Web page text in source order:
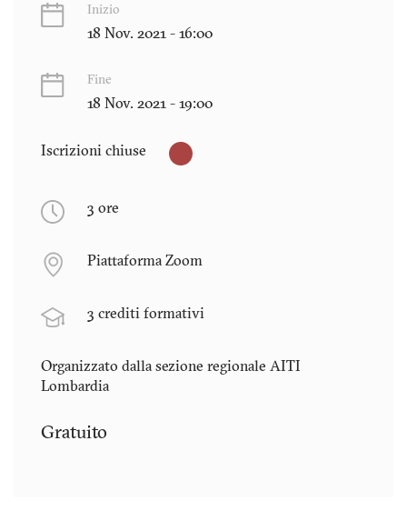
Inizio
18 Nov. 2021 - 16:00
Fine
18 Nov. 2021 - 19:00
Iscrizioni chiuse
3 ore
Piattaforma Zoom
3 crediti formativi
Organizzato dalla sezione regionale AITI
Lombardia
Gratuito